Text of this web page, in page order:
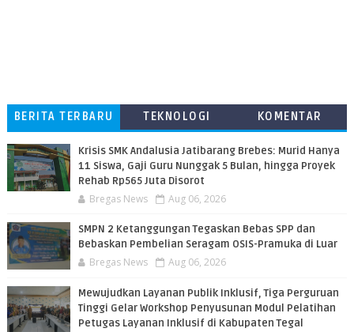
BERITA TERBARU TEKNOLOGI
KOMENTAR
Krisis SMK Andalusia Jatibarang Brebes: Murid Hanya
11 Siswa, Gaji Guru Nunggak 5 Bulan, hingga Proyek
Rehab Rp565 Juta Disorot
Bregas News Aug 06, 2026
SMPN 2 Ketanggungan Tegaskan Bebas SPP dan
Bebaskan Pembelian Seragam OSIS-Pramuka di Luar
Bregas News Aug 06, 2026
​Mewujudkan Layanan Publik Inklusif, Tiga Perguruan
Tinggi Gelar Workshop Penyusunan Modul Pelatihan
Petugas Layanan Inklusif di Kabupaten Tegal